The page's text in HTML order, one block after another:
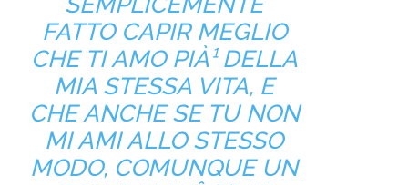
FATTO CAPIR MEGLIO
CHE TI AMO PIÀ¹ DELLA
MIA STESSA VITA, E
CHE ANCHE SE TU NON
MI AMI ALLO STESSO
MODO, COMUNQUE UN